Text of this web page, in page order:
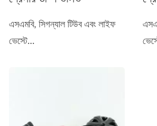
এসএমবি, সিগন্যাল টিউব এবং লাইফ
ভেস্টে...